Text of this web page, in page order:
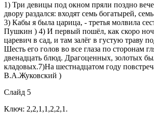
1) Три девицы под окном пряли поздно
двору раздался: входят семь богатырей,
3) Кабы я была царица, - третья молвила
Пушкин ) 4) И первый пошёл, как скоро
царевич в сад, и там залёг в густую траву
Шесть его голов во все глаза по сторонам
двенадцать блюд. Драгоценных, золотых
кладовых.7)На шестнадцатом году
В.А.Жуковский )
Слайд 5
Ключ: 2,2,1,1,2,2,1.